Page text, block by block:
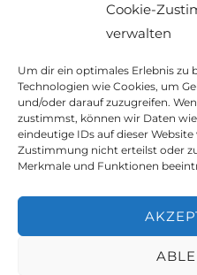
Cookie-
verwalten
Um dir ein optimales Erlebnis zu
Technologien wie Cookies, um
und/oder darauf zuzugreifen.
zustimmst, können wir Daten
eindeutige IDs auf dieser
Zustimmung nicht erteilst oder
Merkmale und Funktionen
Nordamerika Roadtrip
Über uns
Roadtrip nach Utah –
Auf nach Manic-5:
Neufundland in 6 Tagen